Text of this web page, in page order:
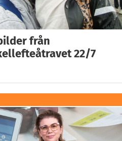
från
22/7